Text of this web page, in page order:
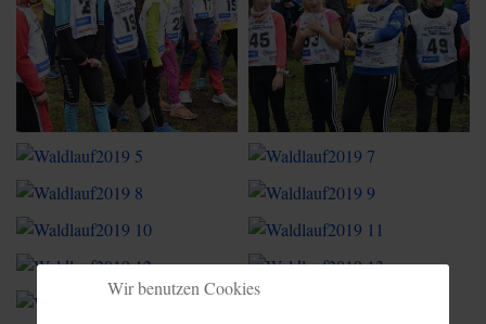
Wir benutzen Cookies